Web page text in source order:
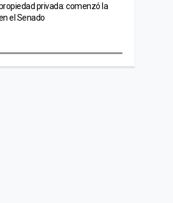
privada: comenzó la
el Senado